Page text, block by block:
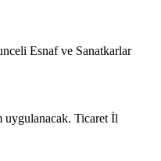
Esnaf ve Sanatkarlar
uygulanacak. Ticaret İl